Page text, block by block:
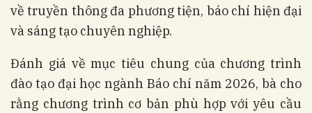
về truyền thông đa phương tiện, báo chí hiện đại
và sáng tạo chuyên nghiệp.
Đánh giá về mục tiêu chung của chương trình
đào tạo đại học ngành Báo chí năm 2026, bà cho
rằng chương trình cơ bản phù hợp với yêu cầu